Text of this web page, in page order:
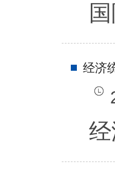
经济